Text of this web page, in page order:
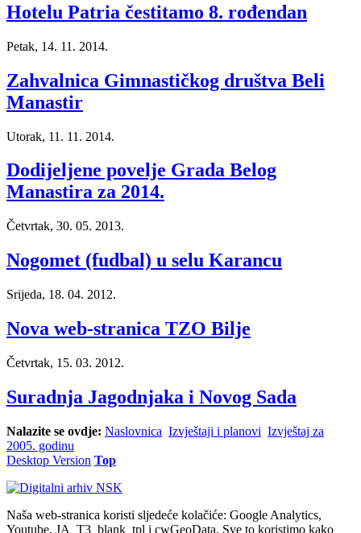
Hotelu Patria čestitamo 8. rođendan
Petak, 14. 11. 2014.
Zahvalnica Gimnastičkog društva Beli
Manastir
Utorak, 11. 11. 2014.
Dodijeljene povelje Grada Belog
Manastira za 2014.
Četvrtak, 30. 05. 2013.
Nogomet (fudbal) u selu Karancu
Srijeda, 18. 04. 2012.
Nova web-stranica TZO Bilje
Četvrtak, 15. 03. 2012.
Suradnja Jagodnjaka i Novog Sada
Nalazite se ovdje: Naslovnica Izvještaji i planovi Izvještaj za
2005. godinu
Desktop Version Top
Naša web-stranica koristi sljedeće kolačiće: Google Analytics,
Youtube, JA_T3_blank_tpl i cwGeoData. Sve to koristimo kako